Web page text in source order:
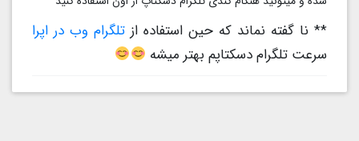
** نا گفته نماند که حین استفاده از تلگرام وب در اپرا
سرعت تلگرام دسکتاپم بهتر میشه